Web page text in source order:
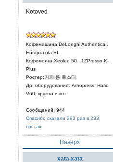
Kotoved
Кофемашина:DeLonghi Authentica .
Europiccola EL
Кофемолка:Xeoleo 50 . 1ZPresso K-
Plus
Ростер:커피 용 로스터
Др. оборудование: Aeropress, Hario
V60, кружка и кот
Сообщений: 944
Спасибо сказали 293 раз в 233
постах
Наверх
xata.xata